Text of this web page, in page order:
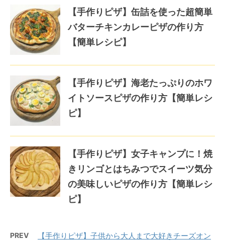
【手作りピザ】缶詰を使った超簡単
バターチキンカレーピザの作り方
【簡単レシピ】
【手作りピザ】海老たっぷりのホワ
イトソースピザの作り方【簡単レシ
ピ】
【手作りピザ】女子キャンプに！焼
きリンゴとはちみつでスイーツ気分
の美味しいピザの作り方【簡単レシ
ピ】
PREV
【手作りピザ】子供から大人まで大好きチーズオン